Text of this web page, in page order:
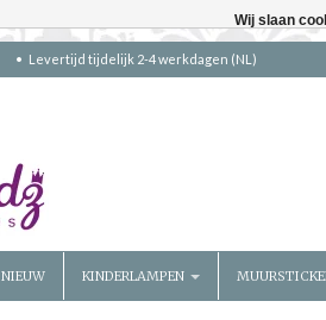
Levertijd tijdelijk 2-4 werkdagen (NL)
NIEUW KINDERLAMPEN
Wij slaan